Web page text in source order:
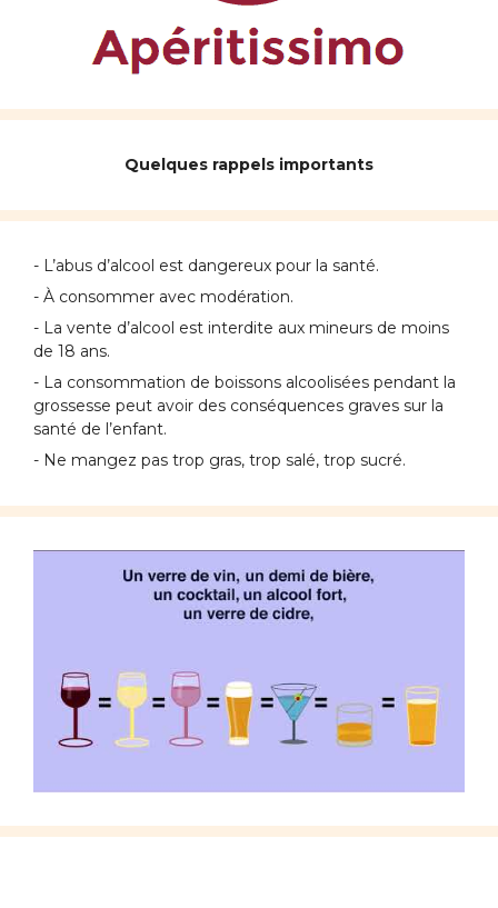
Quelques rappels importants
- L’abus d’alcool est dangereux pour la santé.
- À consommer avec modération.
- La vente d’alcool est interdite aux mineurs de moins
de 18 ans.
- La consommation de boissons alcoolisées pendant la
grossesse peut avoir des conséquences graves sur la
santé de l’enfant.
- Ne mangez pas trop gras, trop salé, trop sucré.